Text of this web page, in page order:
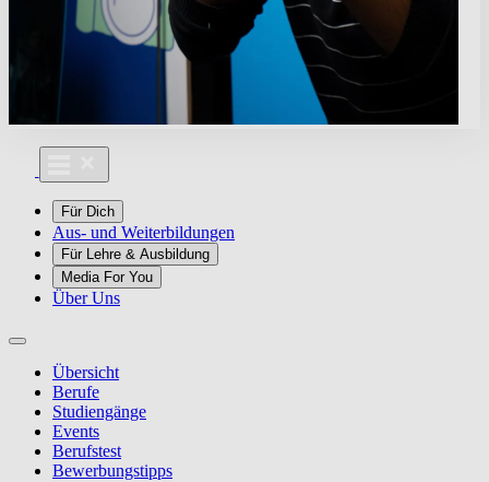
Für Dich
Aus- und Weiterbildungen
Für Lehre & Ausbildung
Media For You
Über Uns
Übersicht
Berufe
Studiengänge
Events
Berufstest
Bewerbungstipps